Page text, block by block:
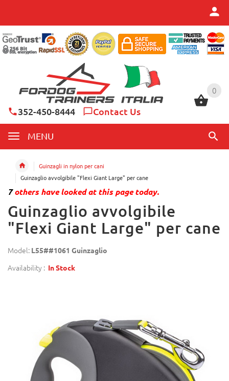
0
352-450-8444 Contact Us
MENU
0
Guinzagli in nylon per cani
Guinzaglio avvolgibile "Flexi Giant Large" per cane
7others have looked at this page today.
Guinzaglio avvolgibile
"Flexi Giant Large" per cane
Model: L55##1061 Guinzaglio
Availability : In Stock